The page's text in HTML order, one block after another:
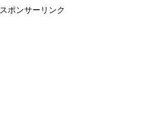
スポンサーリンク